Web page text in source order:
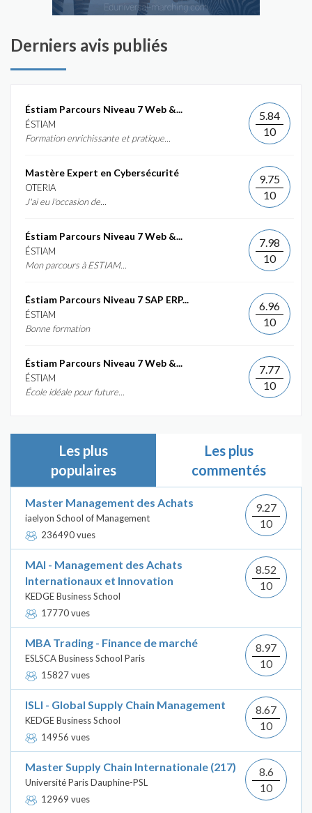
Derniers avis publiés
Éstiam Parcours Niveau 7 Web &...
ÉSTIAM
Formation enrichissante et pratique...
5.84
10
Mastère Expert en Cybersécurité
OTERIA
J'ai eu l'occasion de...
9.75
10
Éstiam Parcours Niveau 7 Web &...
ÉSTIAM
Mon parcours à ESTIAM...
7.98
10
Éstiam Parcours Niveau 7 SAP ERP...
ÉSTIAM
Bonne formation
6.96
10
Éstiam Parcours Niveau 7 Web &...
ÉSTIAM
École idéale pour future...
7.77
10
Les plus
populaires
Les plus
commentés
Master Management des Achats
iaelyon School of Management
236490 vues
9.27
10
MAI - Management des Achats
Internationaux et Innovation
KEDGE Business School
17770 vues
8.52
10
MBA Trading - Finance de marché
ESLSCA Business School Paris
15827 vues
8.97
10
ISLI - Global Supply Chain Management
KEDGE Business School
14956 vues
8.67
10
Master Supply Chain Internationale (217)
Université Paris Dauphine-PSL
12969 vues
8.6
10